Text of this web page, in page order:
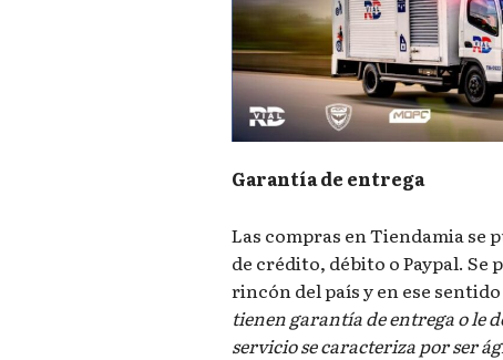
Garantía de entrega
Las compras en Tiendamia se
de crédito, débito o Paypal. Se
rincón del país y en ese
tienen garantía de entrega o le
servicio se caracteriza por ser